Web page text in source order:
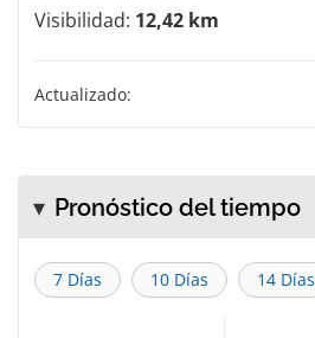
Visibilidad: 12,42 km
Actualizado:
Pronóstico del tiempo
7 Días 10 Días 14 Días